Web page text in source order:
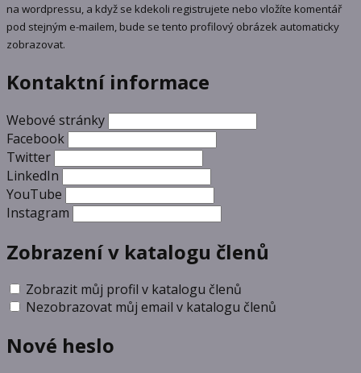
na wordpressu, a když se kdekoli registrujete nebo vložíte komentář
pod stejným e-mailem, bude se tento profilový obrázek automaticky
zobrazovat.
Kontaktní informace
Webové stránky
Facebook
Twitter
LinkedIn
YouTube
Instagram
Zobrazení v katalogu členů
Zobrazit můj profil v katalogu členů
Nezobrazovat můj email v katalogu členů
Nové heslo